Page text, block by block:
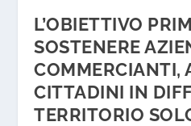
L’OBIETTIVO
SOSTENERE
COMMERCIANTI,
CITTADINI IN
TERRITORIO